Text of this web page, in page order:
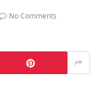
No Comments